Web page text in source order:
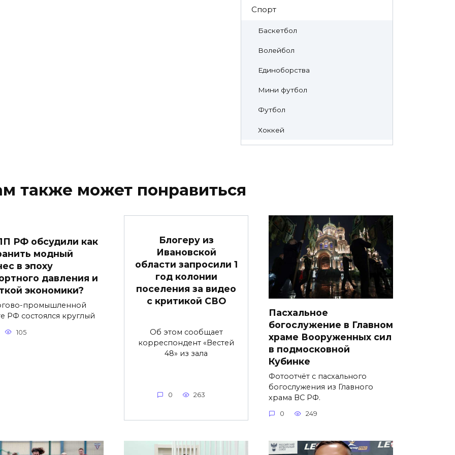
Спорт
Баскетбол
Волейбол
Единоборства
Мини футбол
Футбол
Хоккей
также может понравиться
РФ обсудили как
модный
в эпоху
давления и
экономики?
промышленной
РФ состоялся круглый
105
Блогеру из
Ивановской
области запросили 1
год колонии
поселения за видео
с критикой СВО
Об этом сообщает
корреспондент «Вестей
48» из зала
0 263
Пасхальное
богослужение в Главном
храме Вооруженных сил
в подмосковной
Кубинке
Фотоотчёт с пасхального
богослужения из Главного
храма ВС РФ.
0 249